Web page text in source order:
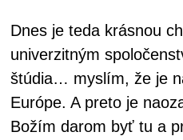
Dnes je teda krásnou
univerzitným
štúdia… myslím, že je
Európe. A preto je
Božím darom byť tu a